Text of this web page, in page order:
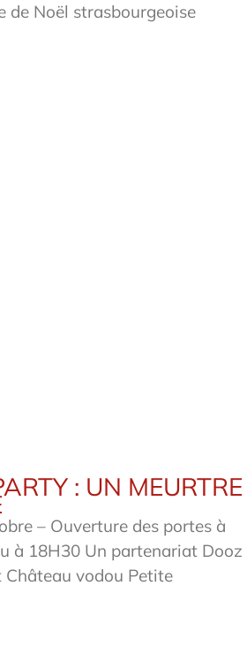
de Noël strasbourgeoise
: UN MEURTRE
– Ouverture des portes à
à 18H30 Un partenariat Dooz
Château vodou Petite